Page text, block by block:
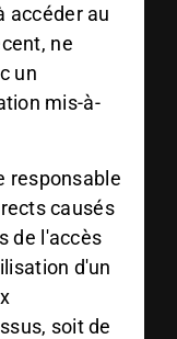
accéder au
ne
un
mis-à-
responsable
causés
de l'accès
d'un
soit de